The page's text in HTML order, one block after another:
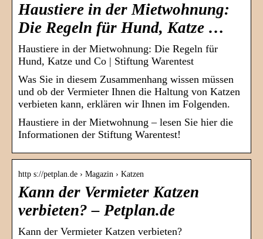
Haustiere in der Mietwohnung:
Die Regeln für Hund, Katze …
Haustiere in der Mietwohnung: Die Regeln für
Hund, Katze und Co | Stiftung Warentest
Was Sie in diesem Zusammenhang wissen müssen
und ob der Vermieter Ihnen die Haltung von Katzen
verbieten kann, erklären wir Ihnen im Folgenden.
Haustiere in der Mietwohnung – lesen Sie hier die
Informationen der Stiftung Warentest!
http s://petplan.de › Magazin › Katzen
Kann der Vermieter Katzen
verbieten? – Petplan.de
Kann der Vermieter Katzen verbieten?